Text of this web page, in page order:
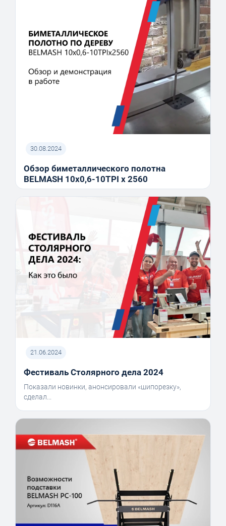
30.08.2024
Обзор биметаллического полотна
BELMASH 10x0,6-10TPI x 2560
21.06.2024
Фестиваль Столярного дела 2024
Показали новинки, анонсировали «шипорезку»,
сделал...